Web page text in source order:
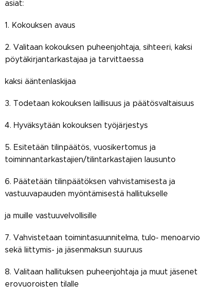
asiat:
1. Kokouksen avaus
2. Valitaan kokouksen puheenjohtaja, sihteeri, kaksi
pöytäkirjantarkastajaa ja tarvittaessa
kaksi ääntenlaskijaa
3. Todetaan kokouksen laillisuus ja päätösvaltaisuus
4. Hyväksytään kokouksen työjärjestys
5. Esitetään tilinpäätös, vuosikertomus ja
toiminnantarkastajien/tilintarkastajien lausunto
6. Päätetään tilinpäätöksen vahvistamisesta ja
vastuuvapauden myöntämisestä hallitukselle
ja muille vastuuvelvollisille
7. Vahvistetaan toimintasuunnitelma, tulo- menoarvio
sekä liittymis- ja jäsenmaksun suuruus
8. Valitaan hallituksen puheenjohtaja ja muut jäsenet
erovuoroisten tilalle